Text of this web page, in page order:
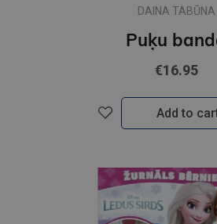
DAINA TABŪNA
Puķu
€16.95
Add to